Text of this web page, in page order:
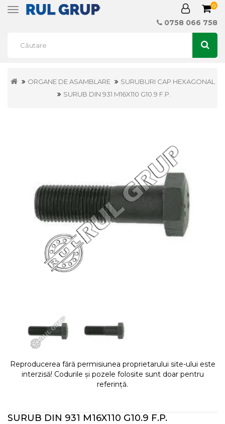
Toggle
0
0758 066 758
ORGANE DE ASAMBLARE
SURUBURI CAP HEXAGONAL
SURUB DIN 931 M16X110 G10.9 F.P.
Reproducerea fără permisiunea proprietarului site-ului este
interzisă! Codurile și pozele folosite sunt doar pentru
referință.
SURUB DIN 931 M16X110 G10.9 F.P.